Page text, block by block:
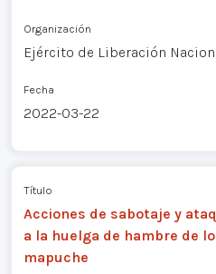
Organización
Ejército de Liberación
Fecha
2022-03-22
Título
Acciones de sabotaje y
a la huelga de hambre de
mapuche